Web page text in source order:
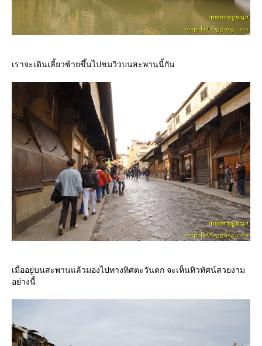
เราจะเดินเลี้ยวซ้ายขึ้นไปชมวิวบนสะพานนี้กัน
เมื่ออยู่บนสะพานแล้วมองไปทางทิศตะวันตก จะเห็นทิวทัศน์สวยงาม
อย่างนี้